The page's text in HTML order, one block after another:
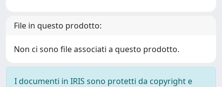
File in questo prodotto:
Non ci sono file associati a questo prodotto.
I documenti in IRIS sono protetti da copyright e